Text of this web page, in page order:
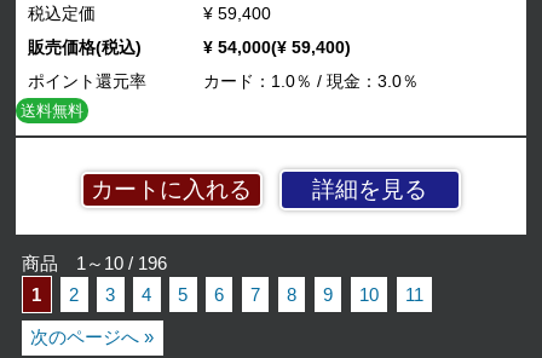
詳細を見る
税込定価
¥ 59,400
販売価格(税込)
¥ 54,000(¥ 59,400)
ポイント還元率
カード：1.0％ / 現金：3.0％
送料無料
商品 1～10 / 196
1
2 3 4 5 6 7 8 9 10 11
次のページへ »